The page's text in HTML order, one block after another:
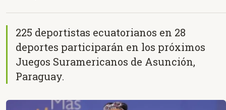
225 deportistas ecuatorianos en 28
deportes participarán en los próximos
Juegos Suramericanos de Asunción,
Paraguay.